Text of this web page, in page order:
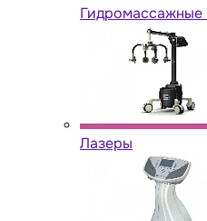
Лазеры